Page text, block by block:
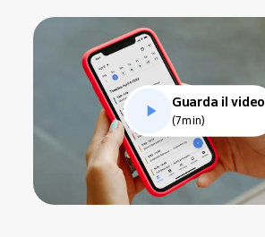
Guarda il video
(7min)